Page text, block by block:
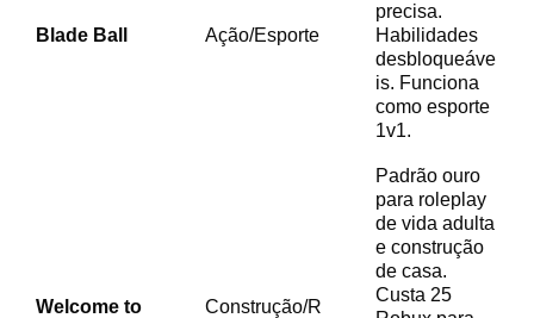
Blade Ball Ação/Esporte
precisa.
Habilidades
desbloqueáve
is. Funciona
como esporte
1v1.
Welcome to
Construção/R
Padrão ouro
para roleplay
de vida adulta
e construção
de casa.
Custa 25